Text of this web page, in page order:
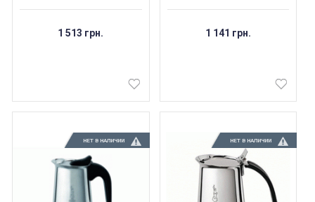
1 513 грн. 1 141 грн.
НЕТ В НАЛИЧИИ НЕТ В НАЛИЧИИ